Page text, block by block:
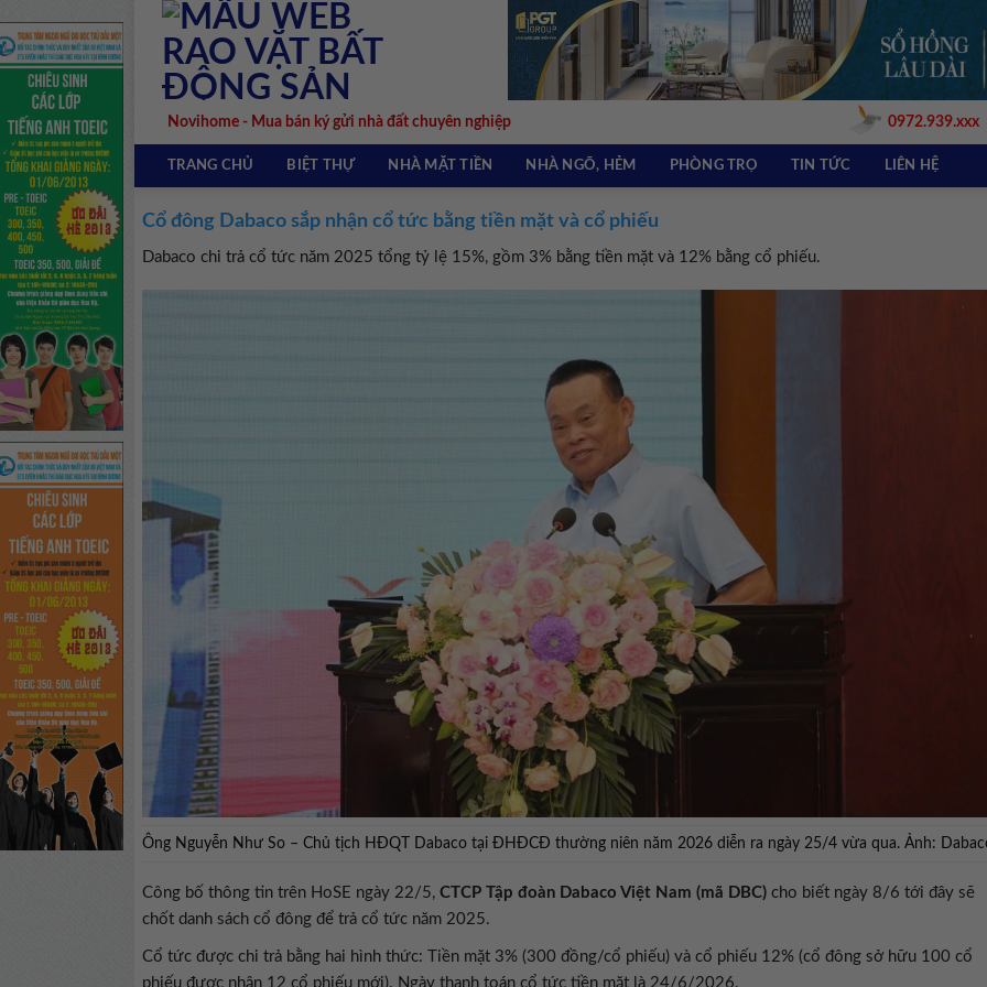
Skip
content
Novihome - Mua bán ký gửi nhà đất chuyên nghiệp 0972.939.xxx
TRANG CHỦ BIỆT THỰ NHÀ MẶT TIỀN NHÀ NGÕ, HẺM PHÒNG TRỌ TIN TỨC LIÊN HỆ
Cổ đông Dabaco sắp nhận cổ tức bằng tiền mặt và cổ phiếu
Dabaco chi trả cổ tức năm 2025 tổng tỷ lệ 15%, gồm 3% bằng tiền mặt và 12% bằng cổ phiếu.
Ông Nguyễn Như So – Chủ tịch HĐQT Dabaco tại ĐHĐCĐ thường niên năm 2026 diễn ra ngày 25/4 vừa qua. Ảnh:
Công bố thông tin trên HoSE ngày 22/5, CTCP Tập đoàn Dabaco Việt Nam (mã DBC) cho biết ngày 8/6 tới đây sẽ
chốt danh sách cổ đông để trả cổ tức năm 2025.
Cổ tức được chi trả bằng hai hình thức: Tiền mặt 3% (300 đồng/cổ phiếu) và cổ phiếu 12% (cổ đông sở hữu 100 cổ
phiếu được nhận 12 cổ phiếu mới). Ngày thanh toán cổ tức tiền mặt là 24/6/2026.